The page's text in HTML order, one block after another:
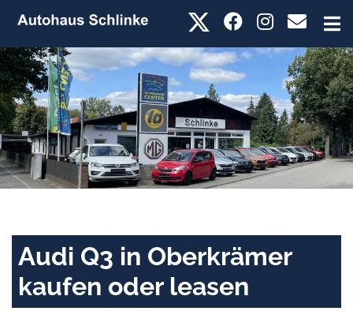
Audi Q3 in Oberkrämer
kaufen oder leasen